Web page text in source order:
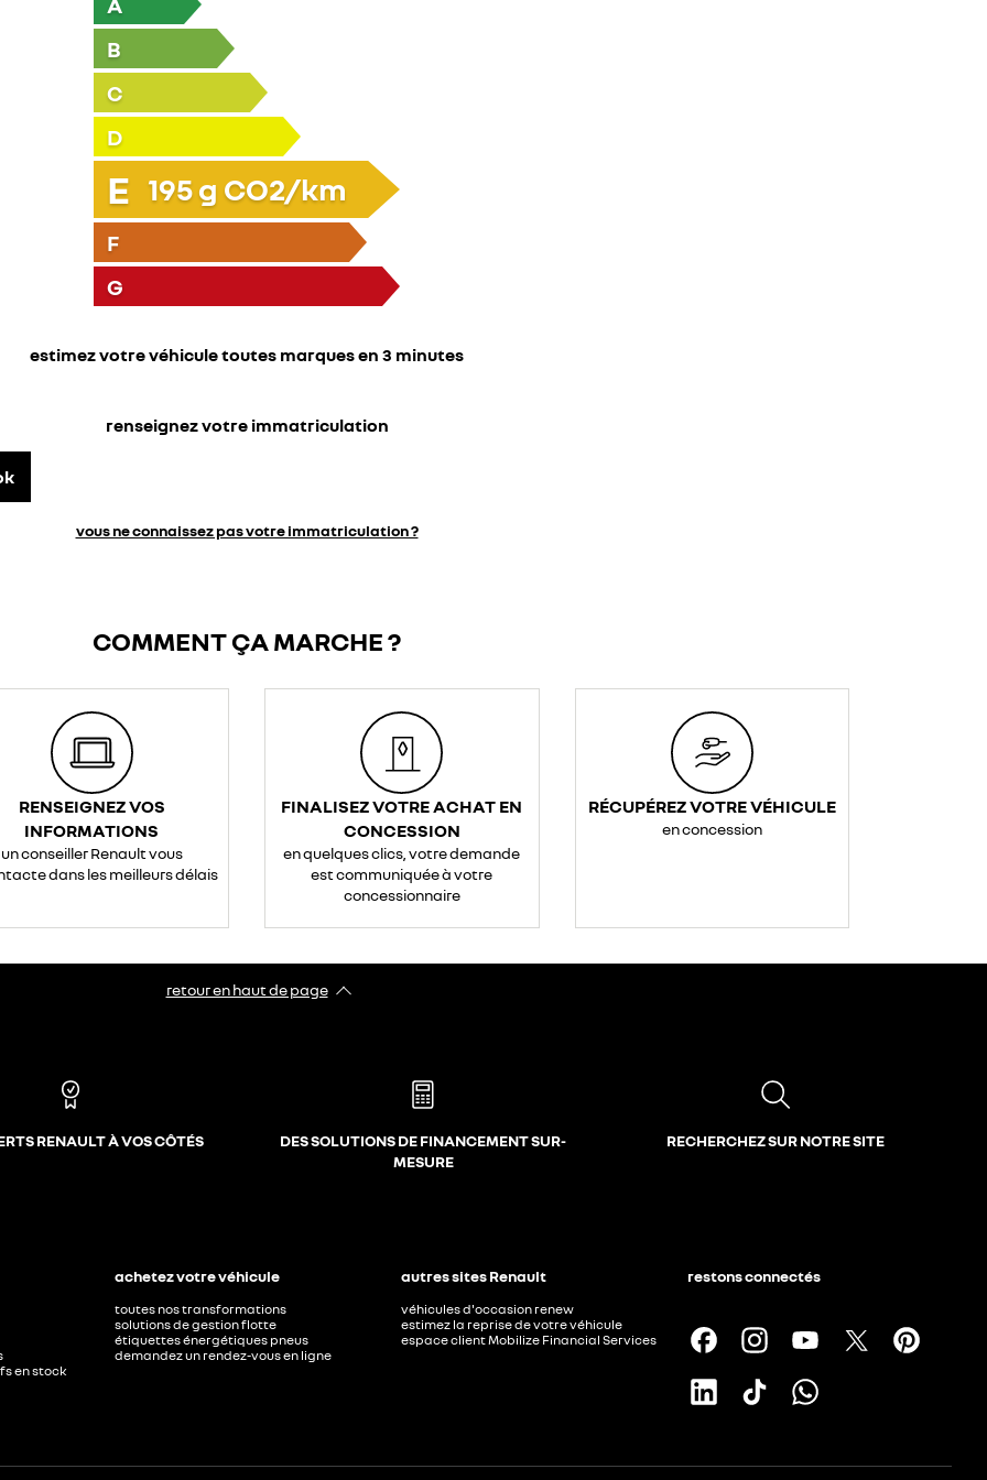
B
C
D
E 195g CO2/km
F
G
estimez votre véhicule toutes marques en 3 minutes
renseignez votre immatriculation
vous ne connaissez pas votre immatriculation ?
COMMENT ÇA MARCHE ?
RENSEIGNEZ VOS
INFORMATIONS
un conseiller Renault vous
dans les meilleurs délais
FINALISEZ VOTRE ACHAT EN
CONCESSION
en quelques clics, votre demande
est communiquée à votre
concessionnaire
RÉCUPÉREZ VOTRE VÉHICULE
en concession
retour en haut de page​
RENAULT À VOS CÔTÉS
DES SOLUTIONS DE FINANCEMENT SUR-
MESURE
RECHERCHEZ SUR NOTRE SITE
en stock
achetez votre véhicule
toutes nos transformations
solutions de gestion flotte
étiquettes énergétiques pneus
demandez un rendez-vous en ligne
autres sites Renault
véhicules d'occasion renew
estimez la reprise de votre véhicule
espace client Mobilize Financial Services
restons connectés